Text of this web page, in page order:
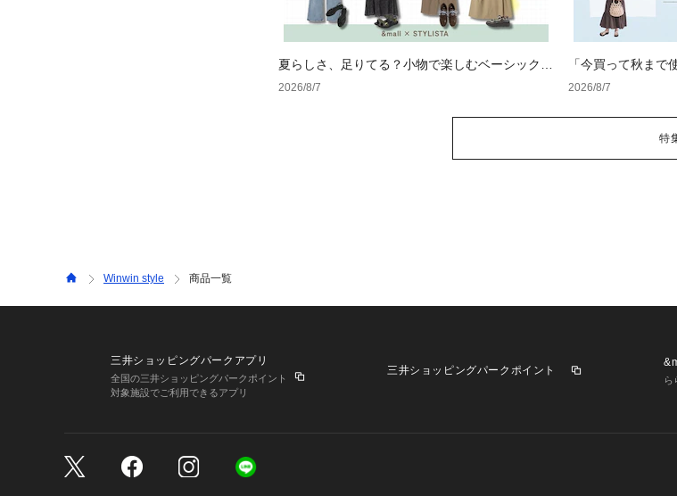
夏らしさ、足りてる？小物で楽しむベーシックコ
ーデ4選
2026/8/7
「今買って秋まで
版！男女別正解ス
2026/8/7
特
Winwin style 商品一覧
三井ショッピングパークアプリ
全国の三井ショッピングパークポイント
対象施設でご利用できるアプリ
三井ショッピングパークポイント
ら